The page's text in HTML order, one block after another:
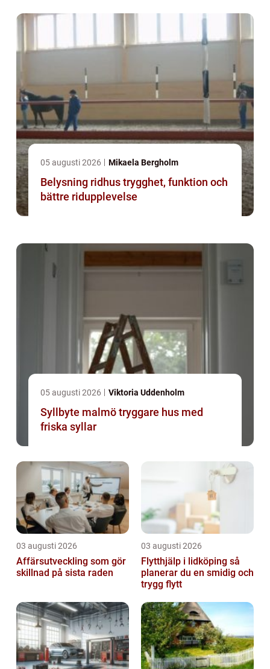
05 augusti 2026 Mikaela Bergholm
Belysning ridhus trygghet, funktion och
bättre ridupplevelse
05 augusti 2026 Viktoria Uddenholm
Syllbyte malmö tryggare hus med
friska syllar
03 augusti 2026
Affärsutveckling som gör
skillnad på sista raden
03 augusti 2026
Flytthjälp i lidköping så
planerar du en smidig och
trygg flytt